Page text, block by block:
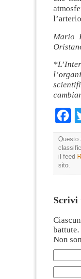
Mario
Questo
il feed
sito.
Scrivi
battute.
Non